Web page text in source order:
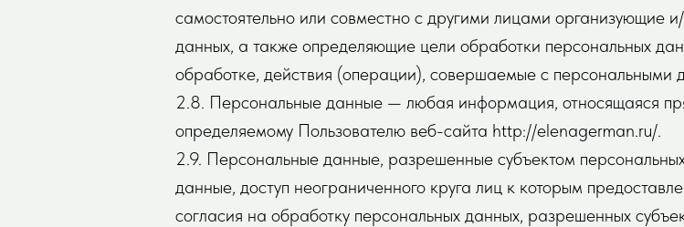
самостоятельно или совместно с другими лицами организующие
данных, а также определяющие цели обработки персональных
обработке, действия (операции), совершаемые с персональными
2.8. Персональные данные — любая информация, относящаяся
определяемому Пользователю веб-сайта http://elenagerman.ru/.
2.9. Персональные данные, разрешенные субъектом
данные, доступ неограниченного круга лиц к которым
согласия на обработку персональных данных, разрешенных